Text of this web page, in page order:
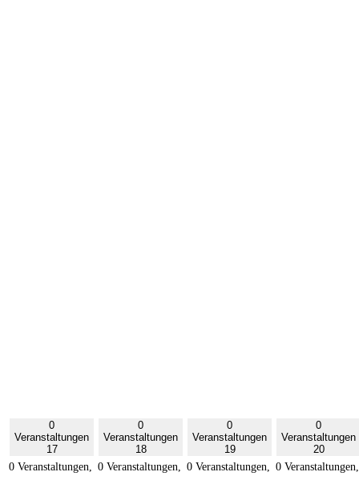
0
Veranstaltungen
17
0 Veranstaltungen,
0
Veranstaltungen
18
0 Veranstaltungen,
0
Veranstaltungen
19
0 Veranstaltungen,
0
Veranstaltungen
20
0 Veranstaltungen,